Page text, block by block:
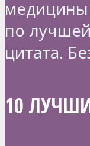
медицины
по
цитата.
10